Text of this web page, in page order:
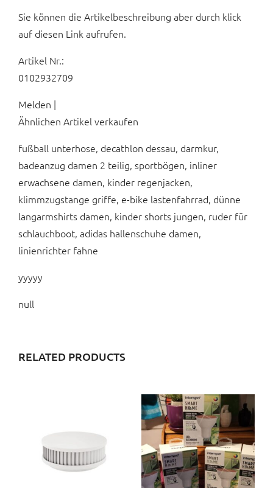
Sie können die Artikelbeschreibung aber durch klick
auf diesen Link aufrufen.
Artikel Nr.:
0102932709
Melden |
Ähnlichen Artikel verkaufen
fußball unterhose, decathlon dessau, darmkur,
badeanzug damen 2 teilig, sportbögen, inliner
erwachsene damen, kinder regenjacken,
klimmzugstange griffe, e-bike lastenfahrrad, dünne
langarmshirts damen, kinder shorts jungen, ruder für
schlauchboot, adidas hallenschuhe damen,
linienrichter fahne
yyyyy
null
RELATED PRODUCTS